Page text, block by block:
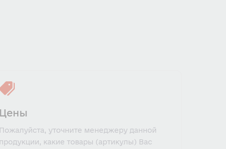
Цены
Пожалуйста, уточните менеджеру данной
продукции, какие товары (артикулы) Вас